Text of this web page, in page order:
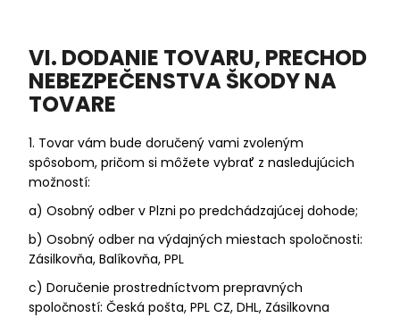
VI. DODANIE TOVARU, PRECHOD
NEBEZPEČENSTVA ŠKODY NA
TOVARE
1. Tovar vám bude doručený vami zvoleným
spôsobom, pričom si môžete vybrať z nasledujúcich
možností:
a) Osobný odber v Plzni po predchádzajúcej dohode;
b) Osobný odber na výdajných miestach spoločnosti:
Zásilkovňa, Balíkovňa, PPL
c) Doručenie prostredníctvom prepravných
spoločností: Česká pošta, PPL CZ, DHL, Zásilkovna